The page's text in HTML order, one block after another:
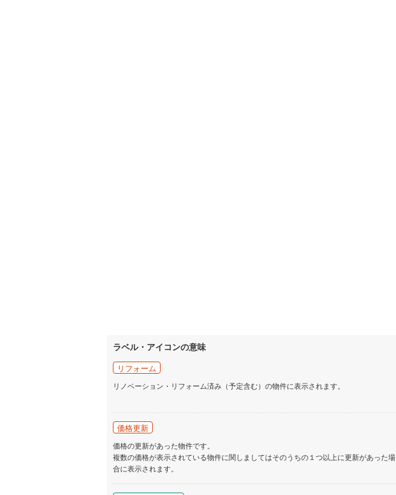
ラベル・アイコンの意味
リフォーム
リノベーション・リフォーム済み（予定含む）の物件に表示されます。
価格更新
価格の更新があった物件です。
複数の価格が表示されている物件に関しましてはそのうちの１つ以上に更新があった場
合に表示されます。